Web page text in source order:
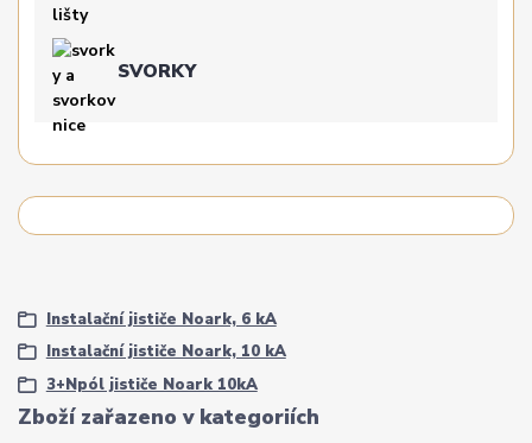
SVORKY
Zboží zařazeno v kategoriích
Instalační jističe Noark, 6 kA
Instalační jističe Noark, 10 kA
3+Npól jističe Noark 10kA